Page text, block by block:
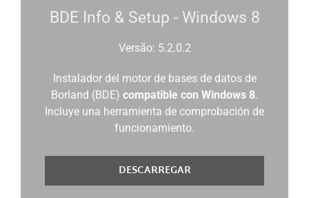
BDE Info & Setup - Windows 8
Versão: 5.2.0.2
Instalador del motor de bases de datos de
Borland (BDE) compatible con Windows 8.
Incluye una herramienta de comprobación de
funcionamiento.
DESCARREGAR